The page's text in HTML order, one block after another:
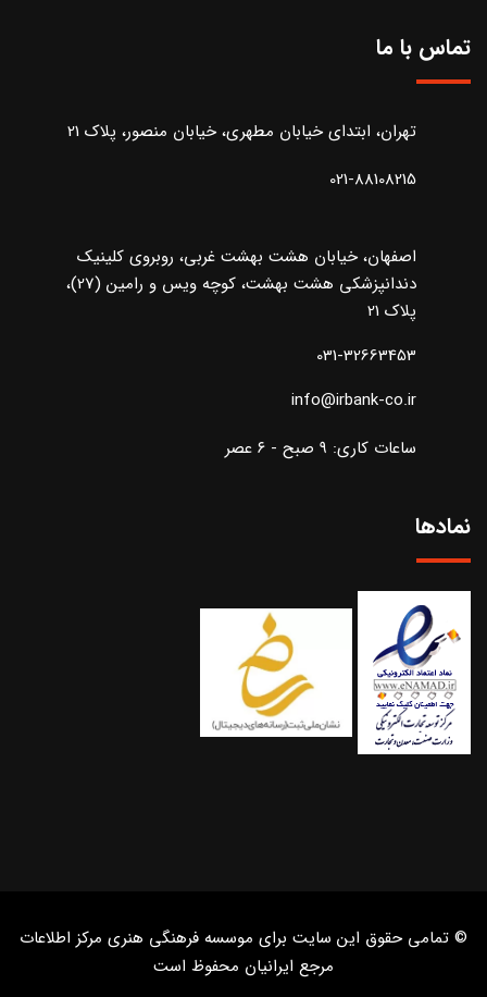
تماس با ما
تهران، ابتدای خیابان مطهری، خیابان منصور، پلاک 21
021-88108215
اصفهان، خیابان هشت بهشت غربی، روبروی کلینیک
دندانپزشکی هشت بهشت، کوچه ویس و رامین (27)،
پلاک 21
031-32663453
info@irbank-co.ir
ساعات کاری: ۹ صبح - ۶ عصر
نمادها
© تمامی حقوق این سایت برای موسسه فرهنگی هنری مرکز اطلاعات
مرجع ایرانیان محفوظ است